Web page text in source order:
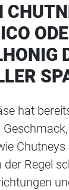
hat
der Regel